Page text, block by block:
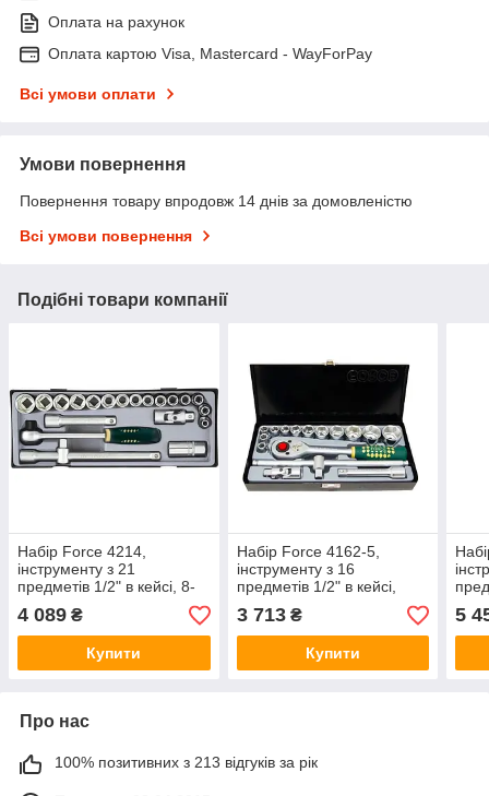
Оплата на рахунок
Оплата картою Visa, Mastercard - WayForPay
Всі умови оплати
Умови повернення
Повернення товару впродовж 14 днів за домовленістю
Всі умови повернення
Подібні товари компанії
Набір Force 4214,
інструменту з 21
предметів 1/2" в кейсі, 8-
26 мм шестигранні
головки
4 089 ₴
Купити
Набір Force 4162-5,
інструменту з 16
предметів 1/2" в кейсі,
шестигранні головки
3 713₴
Купити
5
Про нас
100% позитивних з 213 відгуків за рік